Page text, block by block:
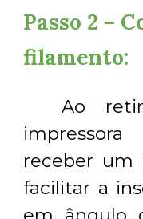
Passo 2 –
filamento:
Ao
receber um
facilitar a